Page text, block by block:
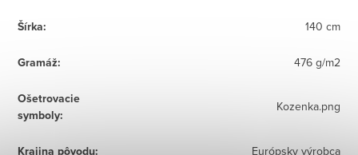
Šírka: 140 cm
Gramáž: 476 g/m2
Ošetrovacie
symboly:
Kozenka.png
Krajina pôvodu: Európsky výrobca